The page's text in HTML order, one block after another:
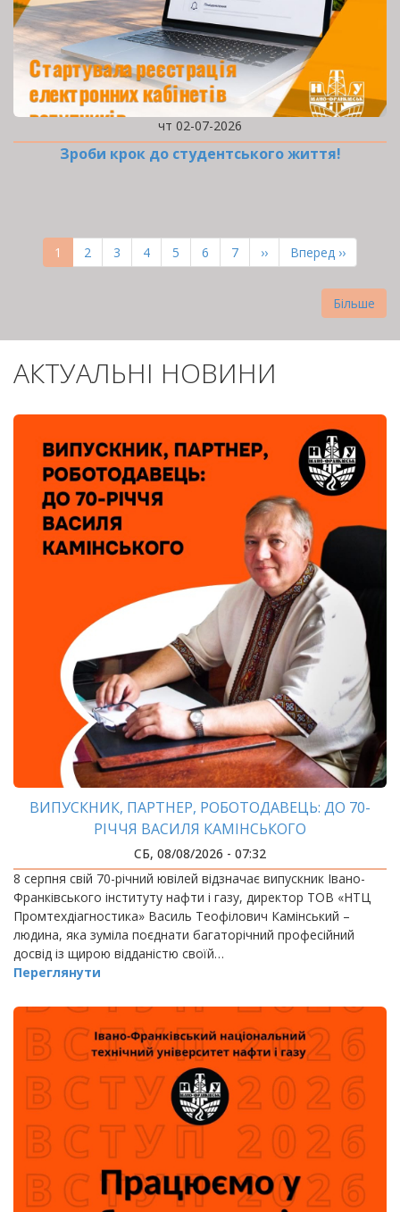
чт 02-07-2026
Зроби крок до студентського життя!
СТОРІНКИПоточна
сторінка
1 Page
2 Page
3 Page
4 Page
5 Page
6 Page
7
Наступна
сторінка
››
Остання
сторінка
Вперед ››
Більше
АКТУАЛЬНІ НОВИНИ
ВИПУСКНИК, ПАРТНЕР, РОБОТОДАВЕЦЬ: ДО 70-
РІЧЧЯ ВАСИЛЯ КАМІНСЬКОГО
СБ, 08/08/2026 - 07:32
8 серпня свій 70-річний ювілей відзначає випускник Івано-
Франківського інституту нафти і газу, директор ТОВ «НТЦ
Промтехдіагностика» Василь Теофілович Камінський –
людина, яка зуміла поєднати багаторічний професійний
досвід із щирою відданістю своїй…
Переглянути